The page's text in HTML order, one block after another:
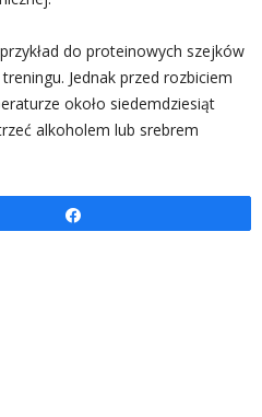
do proteinowych szejków
Jednak przed rozbiciem
około siedemdziesiąt
alkoholem lub srebrem